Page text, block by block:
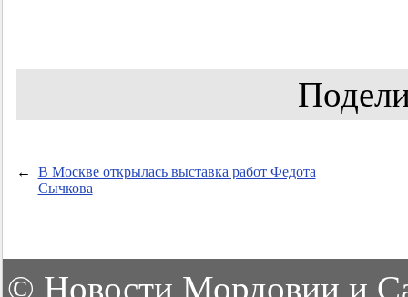
←
В Москве открылась выставка работ Федота
Сычкова
© Новости Мордовии и